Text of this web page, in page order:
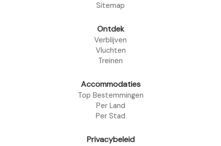
Sitemap
Ontdek
Verblijven
Vluchten
Treinen
Accommodaties
Top Bestemmingen
Per Land
Per Stad
Privacybeleid